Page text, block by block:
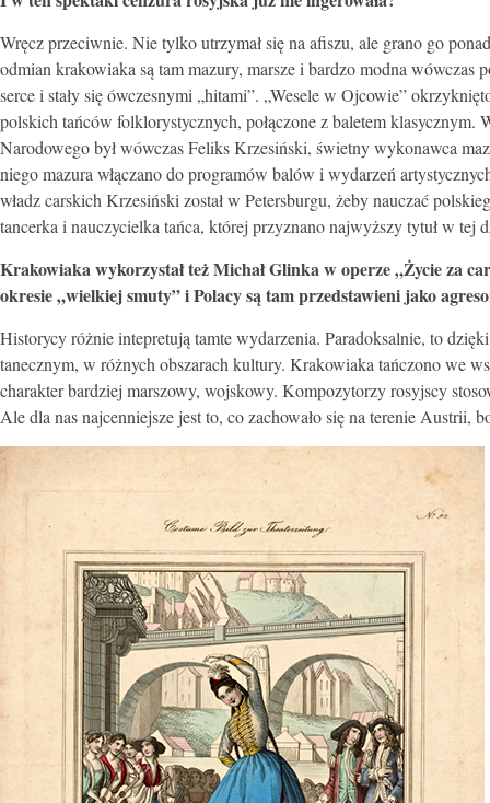
Wręcz przeciwnie. Nie tylko utrzymał się na afiszu, ale grano go
odmian krakowiaka są tam mazury, marsze i bardzo modna
serce i stały się ówczesnymi „hitami”. „Wesele w Ojcowie”
polskich tańców folklorystycznych, połączone z baletem klasycznym.
Narodowego był wówczas Feliks Krzesiński, świetny wykonawca
niego mazura włączano do programów balów i wydarzeń
władz carskich Krzesiński został w Petersburgu, żeby nauczać
tancerka i nauczycielka tańca, której przyznano najwyższy tytuł w tej
Krakowiaka wykorzystał też Michał Glinka w operze „Życie za
okresie „wielkiej smuty” i Polacy są tam przedstawieni jako
Historycy różnie intepretują tamte wydarzenia. Paradoksalnie, to
tanecznym, w różnych obszarach kultury. Krakowiaka tańczono we
charakter bardziej marszowy, wojskowy. Kompozytorzy rosyjscy
Ale dla nas najcenniejsze jest to, co zachowało się na terenie